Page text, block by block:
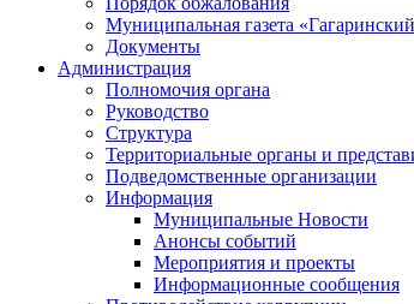
Муниципальная газета
Документы
Администрация
Полномочия органа
Руководство
Структура
Территориальные органы и
Подведомственные организации
Информация
Муниципальные Новости
Анонсы событий
Мероприятия и проекты
Информационные сообщения